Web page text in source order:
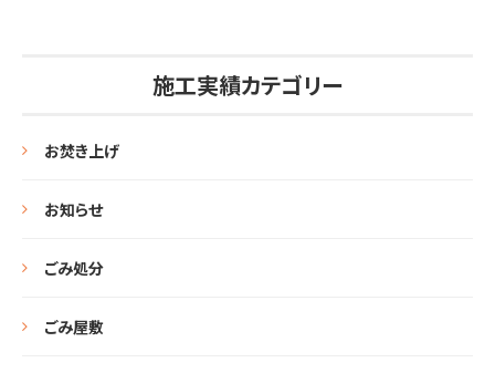
施工実績カテゴリー
お焚き上げ
お知らせ
ごみ処分
ごみ屋敷